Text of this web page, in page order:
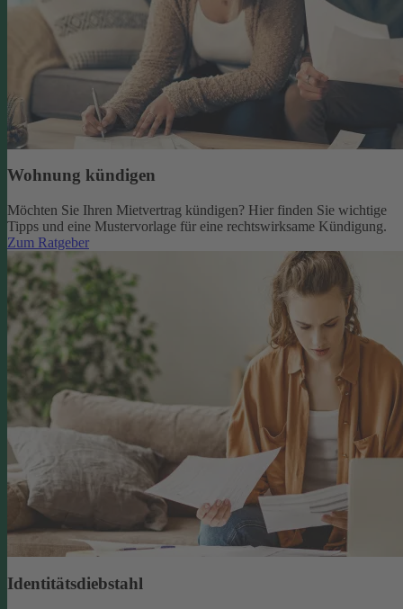
Wohnung kündigen
Möchten Sie Ihren Mietvertrag kündigen? Hier finden Sie wichtige
Tipps und eine Mustervorlage für eine rechtswirksame Kündigung.
Zum Ratgeber
Identitätsdiebstahl